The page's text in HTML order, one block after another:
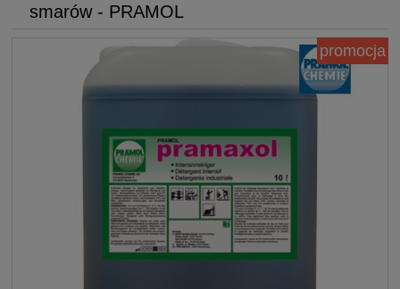
smarów - PRAMOL
promocja